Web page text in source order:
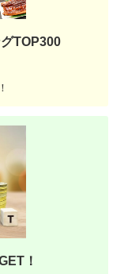
TOP300
！